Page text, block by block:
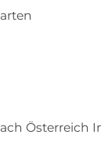
Österreich